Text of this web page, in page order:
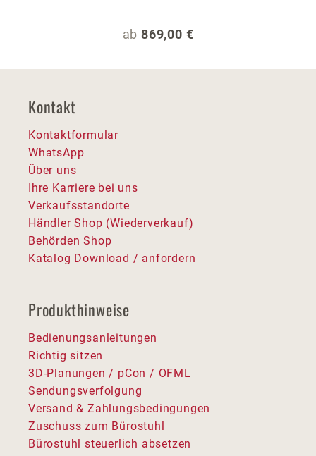
Regulärer Preis:
ab 869,00 €
Kontakt
Kontaktformular
WhatsApp
Über uns
Ihre Karriere bei uns
Verkaufsstandorte
Händler Shop (Wiederverkauf)
Behörden Shop
Katalog Download / anfordern
Produkthinweise
Bedienungsanleitungen
Richtig sitzen
3D-Planungen / pCon / OFML
Sendungsverfolgung
Versand & Zahlungsbedingungen
Zuschuss zum Bürostuhl
Bürostuhl steuerlich absetzen